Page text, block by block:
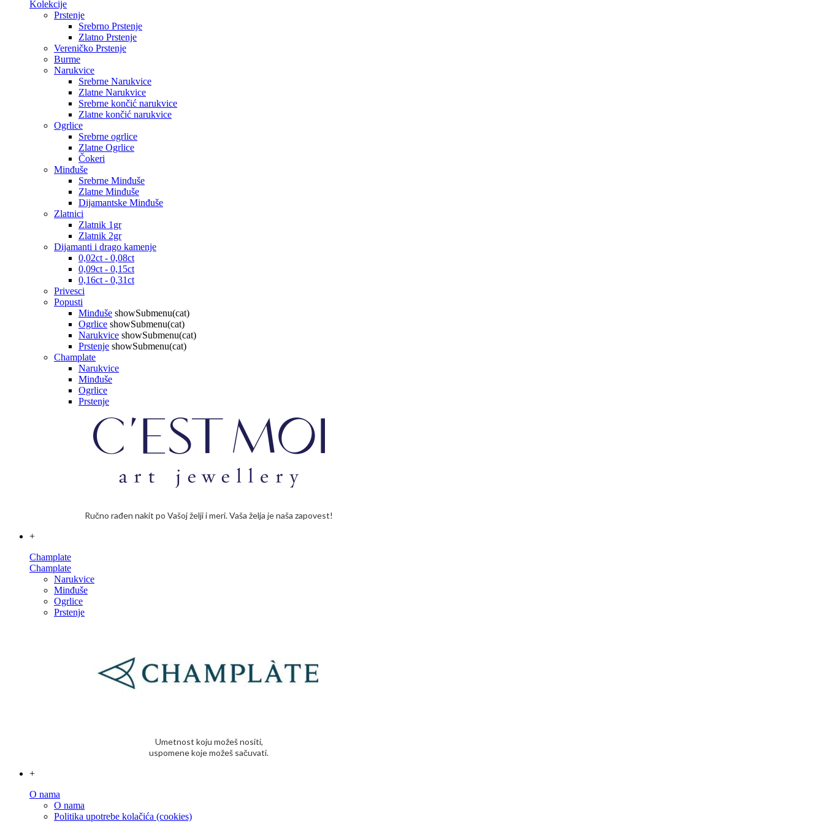
Kolekcije
Prstenje
Srebrno Prstenje
Zlatno Prstenje
Vereničko Prstenje
Burme
Narukvice
Srebrne Narukvice
Zlatne Narukvice
Srebrne končić narukvice
Zlatne končić narukvice
Ogrlice
Srebrne ogrlice
Zlatne Ogrlice
Čokeri
Minđuše
Srebrne Minđuše
Zlatne Minđuše
Dijamantske Minđuše
Zlatnici
Zlatnik 1gr
Zlatnik 2gr
Dijamanti i drago kamenje
0,02ct - 0,08ct
0,09ct - 0,15ct
0,16ct - 0,31ct
Privesci
Popusti
Minđuše showSubmenu(cat)
Ogrlice showSubmenu(cat)
Narukvice showSubmenu(cat)
Prstenje showSubmenu(cat)
Champlate
Narukvice
Minđuše
Ogrlice
Prstenje
Ručno rađen nakit po Vašoj želji i meri. Vaša želja je naša zapovest!
+
Champlate
Champlate
Narukvice
Minđuše
Ogrlice
Prstenje
Umetnost koju možeš nositi,
uspomene koje možeš sačuvati.
+
O nama
O nama
Politika upotrebe kolačića (cookies)